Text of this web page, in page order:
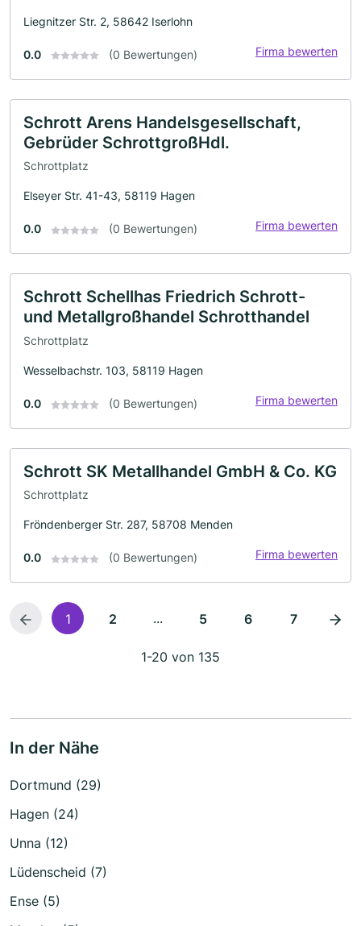
Liegnitzer Str. 2, 58642 Iserlohn
0.0 (0 Bewertungen) Firma bewerten
Schrott Arens Handelsgesellschaft,
Gebrüder SchrottgroßHdl.
Schrottplatz
Elseyer Str. 41-43, 58119 Hagen
0.0 (0 Bewertungen) Firma bewerten
Schrott Schellhas Friedrich Schrott-
und Metallgroßhandel Schrotthandel
Schrottplatz
Wesselbachstr. 103, 58119 Hagen
0.0 (0 Bewertungen) Firma bewerten
Schrott SK Metallhandel GmbH & Co. KG
Schrottplatz
Fröndenberger Str. 287, 58708 Menden
0.0 (0 Bewertungen) Firma bewerten
1 2 ... 5 6 7
1-20 von 135
In der Nähe
Dortmund (29)
Hagen (24)
Unna (12)
Lüdenscheid (7)
Ense (5)